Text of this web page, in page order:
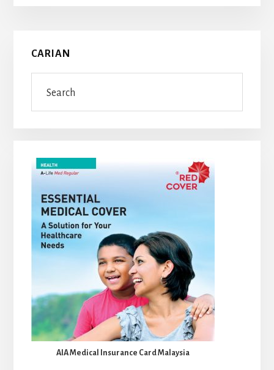
Primary
Sidebar
CARIAN
AIA Medical Insurance Card Malaysia